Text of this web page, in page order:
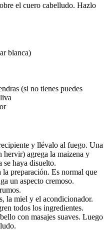
el cuero cabelludo. Hazlo
blanca)
(si no tienes puedes
y llévalo al fuego. Una
hervir) agrega la maizena y
se haya disuelto.
preparación. Es normal que
un aspecto cremoso.
la miel y el acondicionador.
todos los ingredientes.
con masajes suaves. Luego